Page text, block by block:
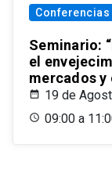
Conferencias
Seminario:
el
mercados y
19 de
09:00 a